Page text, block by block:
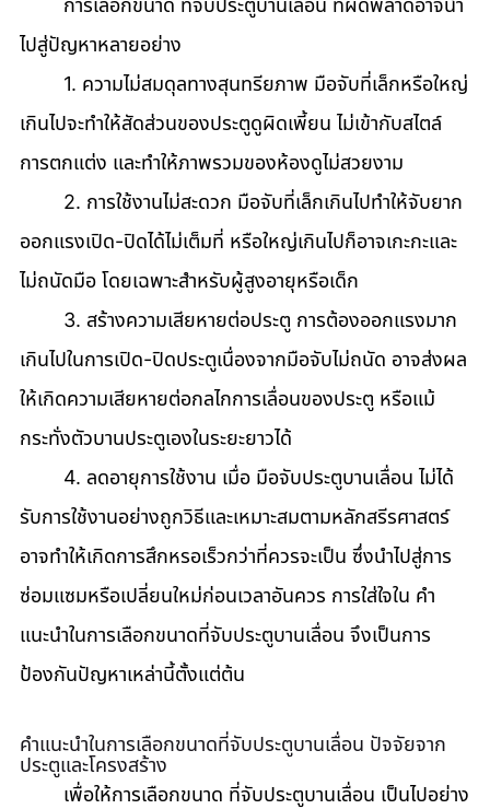
ไปสู่ปัญหาหลายอย่าง
เกินไปจะทำให้สัดส่วนของประตูดูผิดเพี้ยน ไม่เข้ากับสไตล์
การตกแต่ง และทำให้ภาพรวมของห้องดูไม่สวยงาม
ออกแรงเปิด-ปิดได้ไม่เต็มที่ หรือใหญ่เกินไปก็อาจเกะกะและ
ไม่ถนัดมือ โดยเฉพาะสำหรับผู้สูงอายุหรือเด็ก
เกินไปในการเปิด-ปิดประตูเนื่องจากมือจับไม่ถนัด อาจส่งผล
ให้เกิดความเสียหายต่อกลไกการเลื่อนของประตู หรือแม้
กระทั่งตัวบานประตูเองในระยะยาวได้
รับการใช้งานอย่างถูกวิธีและเหมาะสมตามหลักสรีรศาสตร์
อาจทำให้เกิดการสึกหรอเร็วกว่าที่ควรจะเป็น ซึ่งนำไปสู่การ
ซ่อมแซมหรือเปลี่ยนใหม่ก่อนเวลาอันควร การใส่ใจใน คำ
แนะนำในการเลือกขนาดที่จับประตูบานเลื่อน จึงเป็นการ
ป้องกันปัญหาเหล่านี้ตั้งแต่ต้น
คำแนะนำในการเลือกขนาดที่จับประตูบานเลื่อน ปัจจัยจาก
ประตูและโครงสร้าง